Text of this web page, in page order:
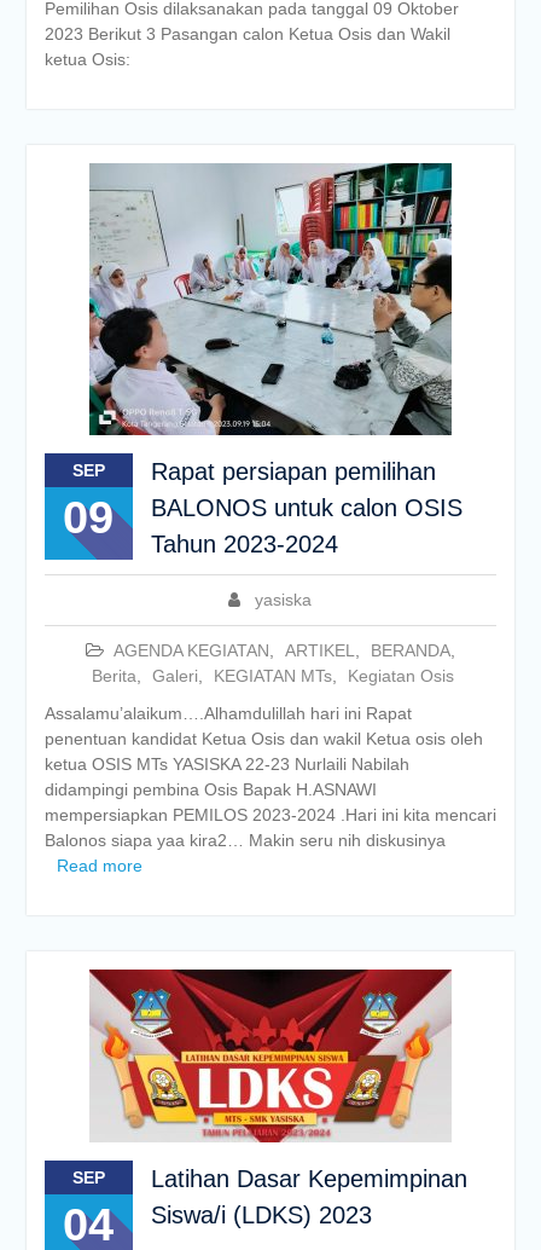
Pemilihan Osis dilaksanakan pada tanggal 09 Oktober
2023 Berikut 3 Pasangan calon Ketua Osis dan Wakil
ketua Osis:
SEP
09
Rapat persiapan pemilihan
BALONOS untuk calon OSIS
Tahun 2023-2024
yasiska
AGENDA KEGIATAN ARTIKEL BERANDA,
Berita
Galeri KEGIATAN MTs
Kegiatan Osis
Assalamu’alaikum….Alhamdulillah hari ini Rapat
penentuan kandidat Ketua Osis dan wakil Ketua osis oleh
ketua OSIS MTs YASISKA 22-23 Nurlaili Nabilah
didampingi pembina Osis Bapak H.ASNAWI
mempersiapkan PEMILOS 2023-2024 .Hari ini kita mencari
Balonos siapa yaa kira2… Makin seru nih diskusinya
Read more
SEP
04
Latihan Dasar Kepemimpinan
Siswa/i (LDKS) 2023